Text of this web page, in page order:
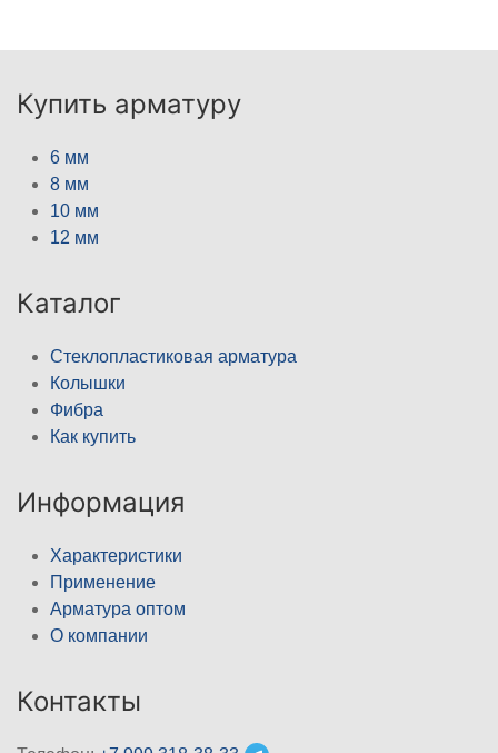
Купить арматуру
6 мм
8 мм
10 мм
12 мм
Каталог
Стеклопластиковая арматура
Колышки
Фибра
Как купить
Информация
Характеристики
Применение
Арматура оптом
О компании
Контакты